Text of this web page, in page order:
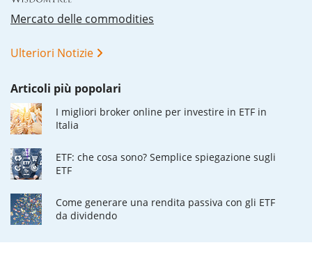
Mercato delle commodities
Ulteriori Notizie
Articoli più popolari
I migliori broker online per investire in ETF in
Italia
ETF: che cosa sono? Semplice spiegazione sugli
ETF
Come generare una rendita passiva con gli ETF
da dividendo